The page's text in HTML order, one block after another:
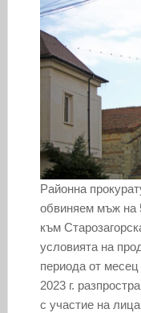
Районна
обвиняем мъж на
към
условията на
периода от
2023 г.
с участие на